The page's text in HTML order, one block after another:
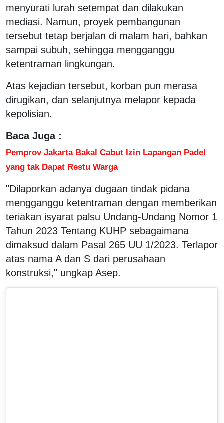
menyurati lurah setempat dan dilakukan
mediasi. Namun, proyek pembangunan
tersebut tetap berjalan di malam hari, bahkan
sampai subuh, sehingga mengganggu
ketentraman lingkungan.
Atas kejadian tersebut, korban pun merasa
dirugikan, dan selanjutnya melapor kepada
kepolisian.
Baca Juga :
Pemprov Jakarta Bakal Cabut Izin Lapangan Padel
yang tak Dapat Restu Warga
"Dilaporkan adanya dugaan tindak pidana
mengganggu ketentraman dengan memberikan
teriakan isyarat palsu Undang-Undang Nomor 1
Tahun 2023 Tentang KUHP sebagaimana
dimaksud dalam Pasal 265 UU 1/2023. Terlapor
atas nama A dan S dari perusahaan
konstruksi," ungkap Asep.